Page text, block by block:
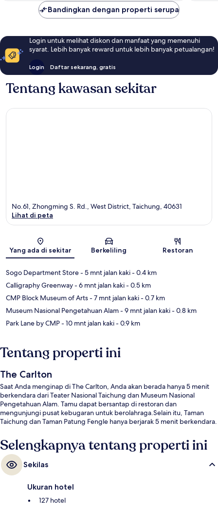
Bandingkan dengan properti serupa
Login untuk melihat diskon dan manfaat yang memenuhi
syarat. Lebih banyak reward untuk lebih banyak petualangan!
Login Daftar sekarang, gratis
Tentang kawasan sekitar
Peta
No.61, Zhongming S. Rd., West District, Taichung, 40631
Lihat di peta
Yang ada di sekitar Berkeliling Restoran
Sogo Department Store- 5 mnt jalan kaki- 0.4 km
Calligraphy Greenway- 6 mnt jalan kaki- 0.5 km
CMP Block Museum of Arts- 7 mnt jalan kaki- 0.7 km
Museum Nasional Pengetahuan Alam- 9 mnt jalan kaki- 0.8 km
Park Lane by CMP- 10 mnt jalan kaki- 0.9 km
Tentang properti ini
The Carlton
Saat Anda menginap di The Carlton, Anda akan berada hanya 5 menit
berkendara dari Teater Nasional Taichung dan Museum Nasional
Pengetahuan Alam. Tamu dapat bersantap di restoran dan
mengunjungi pusat kebugaran untuk berolahraga.Selain itu, Taman
Taichung dan Taman Patung Fengle hanya berjarak 5 menit berkendara.
Selengkapnya tentang properti ini
Sekilas
Ukuran hotel
127 hotel